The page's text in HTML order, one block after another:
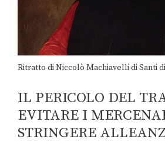
Ritratto di Niccolò Machiavelli di Santi
IL PERICOLO DEL
EVITARE I
STRINGERE